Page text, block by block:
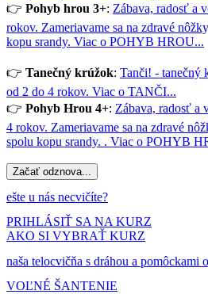
👉 Pohyb hrou 3+: Zábava, radosť a
rokov. Zameriavame sa na zdravé
kopu srandy. Viac o POHYB HROU...
👉 Tanečný krúžok: Tanči! - tanečný
od 2 do 4 rokov. Viac o TANČI...
👉 Pohyb Hrou 4+: Zábava, radosť a
4 rokov. Zameriavame sa na zdravé
spolu kopu srandy. . Viac o POHYB
Začať odznova...
ešte u nás necvičíte?
PRIHLÁSIŤ SA NA KURZ
AKO SI VYBRAŤ KURZ
naša telocvičňa s dráhou a pomôckami
VOĽNÉ ŠANTENIE